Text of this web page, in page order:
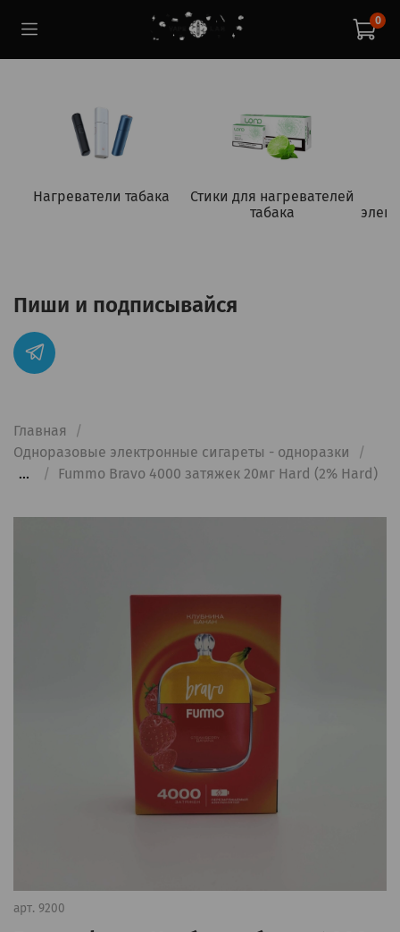
0
Нагреватели табака
Стики для нагревателей
табака
Главная
Одноразовые электронные сигареты - одноразки
...
Fummo Bravo 4000 затяжек 20мг Hard (2% Hard)
арт. 9200
Пиши и подписывайся